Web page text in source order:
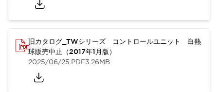
旧カタログ_TWシリーズ コントロールユニット 白熱
球販売中止（2017年1月版）
2025/06/25.PDF3.26MB